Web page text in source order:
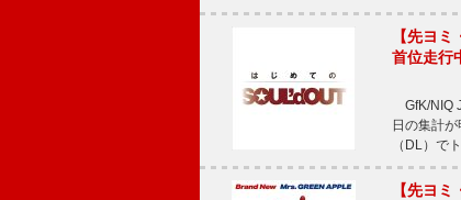
【先ヨ
首位走行
GfK/NIQ
日の集計
（DL）で
【先ヨ